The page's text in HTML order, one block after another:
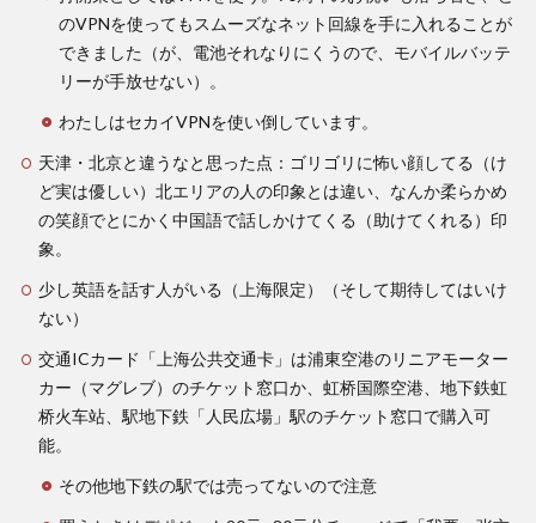
のVPNを使ってもスムーズなネット回線を手に入れることが
できました（が、電池それなりにくうので、モバイルバッテ
リーが手放せない）。
わたしはセカイVPNを使い倒しています。
天津・北京と違うなと思った点：ゴリゴリに怖い顔してる（け
ど実は優しい）北エリアの人の印象とは違い、なんか柔らかめ
の笑顔でとにかく中国語で話しかけてくる（助けてくれる）印
象。
少し英語を話す人がいる（上海限定）（そして期待してはいけ
ない）
交通ICカード「上海公共交通卡」は浦東空港のリニアモーター
カー（マグレブ）のチケット窓口か、虹桥国際空港、地下鉄虹
桥火车站、駅地下鉄「人民広場」駅のチケット窓口で購入可
能。
その他地下鉄の駅では売ってないので注意